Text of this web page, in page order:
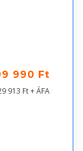
990 Ft
913 Ft + ÁFA